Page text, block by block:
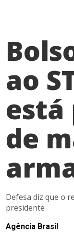
ao
está
de
Defesa diz que o
presidente
Agência Brasil